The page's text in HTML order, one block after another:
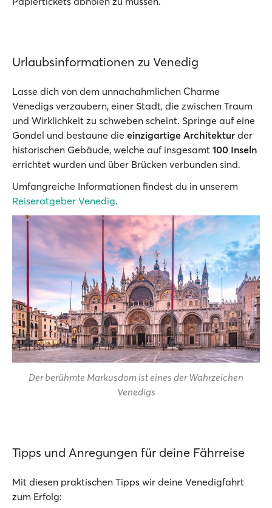
Urlaubsinformationen zu Venedig
Lasse dich von dem unnachahmlichen Charme
Venedigs verzaubern, einer Stadt, die zwischen Traum
und Wirklichkeit zu schweben scheint. Springe auf eine
Gondel und bestaune die einzigartige Architektur der
historischen Gebäude, welche auf insgesamt 100 Inseln
errichtet wurden und über Brücken verbunden sind.
Umfangreiche Informationen findest du in unserem
Reiseratgeber Venedig.
Der berühmte Markusdom ist eines der Wahrzeichen
Venedigs
Tipps und Anregungen für deine Fährreise
Mit diesen praktischen Tipps wir deine Venedigfahrt
zum Erfolg: